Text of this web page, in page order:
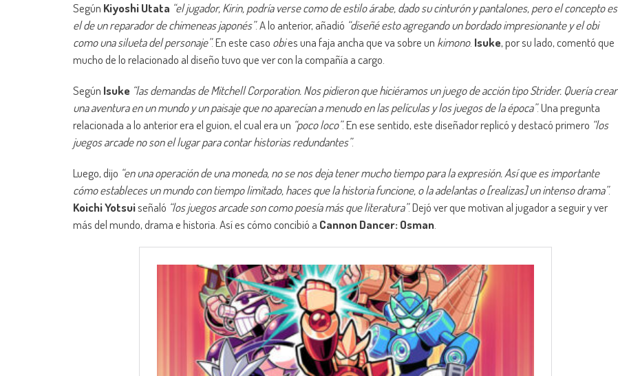
Según Kiyoshi Utata “el jugador, Kirin, podría verse como de estilo árabe, dado su cinturón y pantalones, pero el concepto es
el de un reparador de chimeneas japonés”. A lo anterior, añadió “diseñé esto agregando un bordado impresionante y el obi
como una silueta del personaje”. En este caso obies una faja ancha que va sobre un kimono. Isuke, por su lado, comentó que
mucho de lo relacionado al diseño tuvo que ver con la compañía a cargo.
Según Isuke “las demandas de Mitchell Corporation. Nos pidieron que hiciéramos un juego de acción tipo Strider. Quería crear
una aventura en un mundo y un paisaje que no aparecían a menudo en las películas y los juegos de la época”. Una pregunta
relacionada a lo anterior era el guion, el cual era un “poco loco”. En ese sentido, este diseñador replicó y destacó primero “los
juegos arcade no son el lugar para contar historias redundantes”.
Luego, dijo “en una operación de una moneda, no se nos deja tener mucho tiempo para la expresión. Así que es importante
cómo estableces un mundo con tiempo limitado, haces que la historia funcione, o la adelantas o [realizas] un intenso drama”.
Koichi Yotsuiseñaló “los juegos arcade son como poesía más que literatura”. Dejó ver que motivan al jugador a seguir y ver
más del mundo, drama e historia. Así es cómo concibió a Cannon Dancer: Osman.